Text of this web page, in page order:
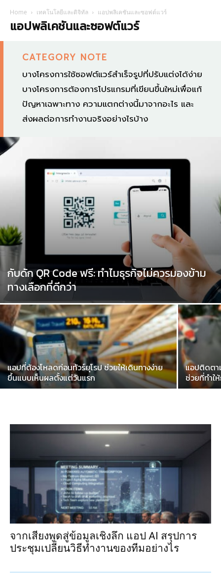
Home เทคโนโลยีและดิจิทัล แอปพลิเคชันและซอฟต์แวร์
แอปพลิเคชันและซอฟต์แวร์
CATEGORY NOTE
บางโครงการใช้ซอฟต์แวร์สำเร็จรูปที่ปรับแต่งได้ง่าย
บางโครงการต้องการโปรแกรมที่เขียนขึ้นใหม่เพื่อแก้
ปัญหาเฉพาะทาง ความแตกต่างนี้มาจากอะไร และ
ส่งผลต่อการทำงานจริงอย่างไรบ้าง
กับดัก QR Code ฟรี: ทำไมธุรกิจไม่ควรมองข้าม
ทางเลือกที่ดีกว่า
แอปที่ต้องโหลดก่อนทัวร์ยุโรป ช่วยให้เดินทางง่าย
ขึ้นแบบเห็นผลตั้งแต่วันแรก
แอปติดตา
ช่วยที่ทำใ
จากเสียงพูดสู่ข้อมูลเชิงลึก แอป AI สรุปการ
ประชุมเปลี่ยนวิธีทำงานของทีมอย่างไร